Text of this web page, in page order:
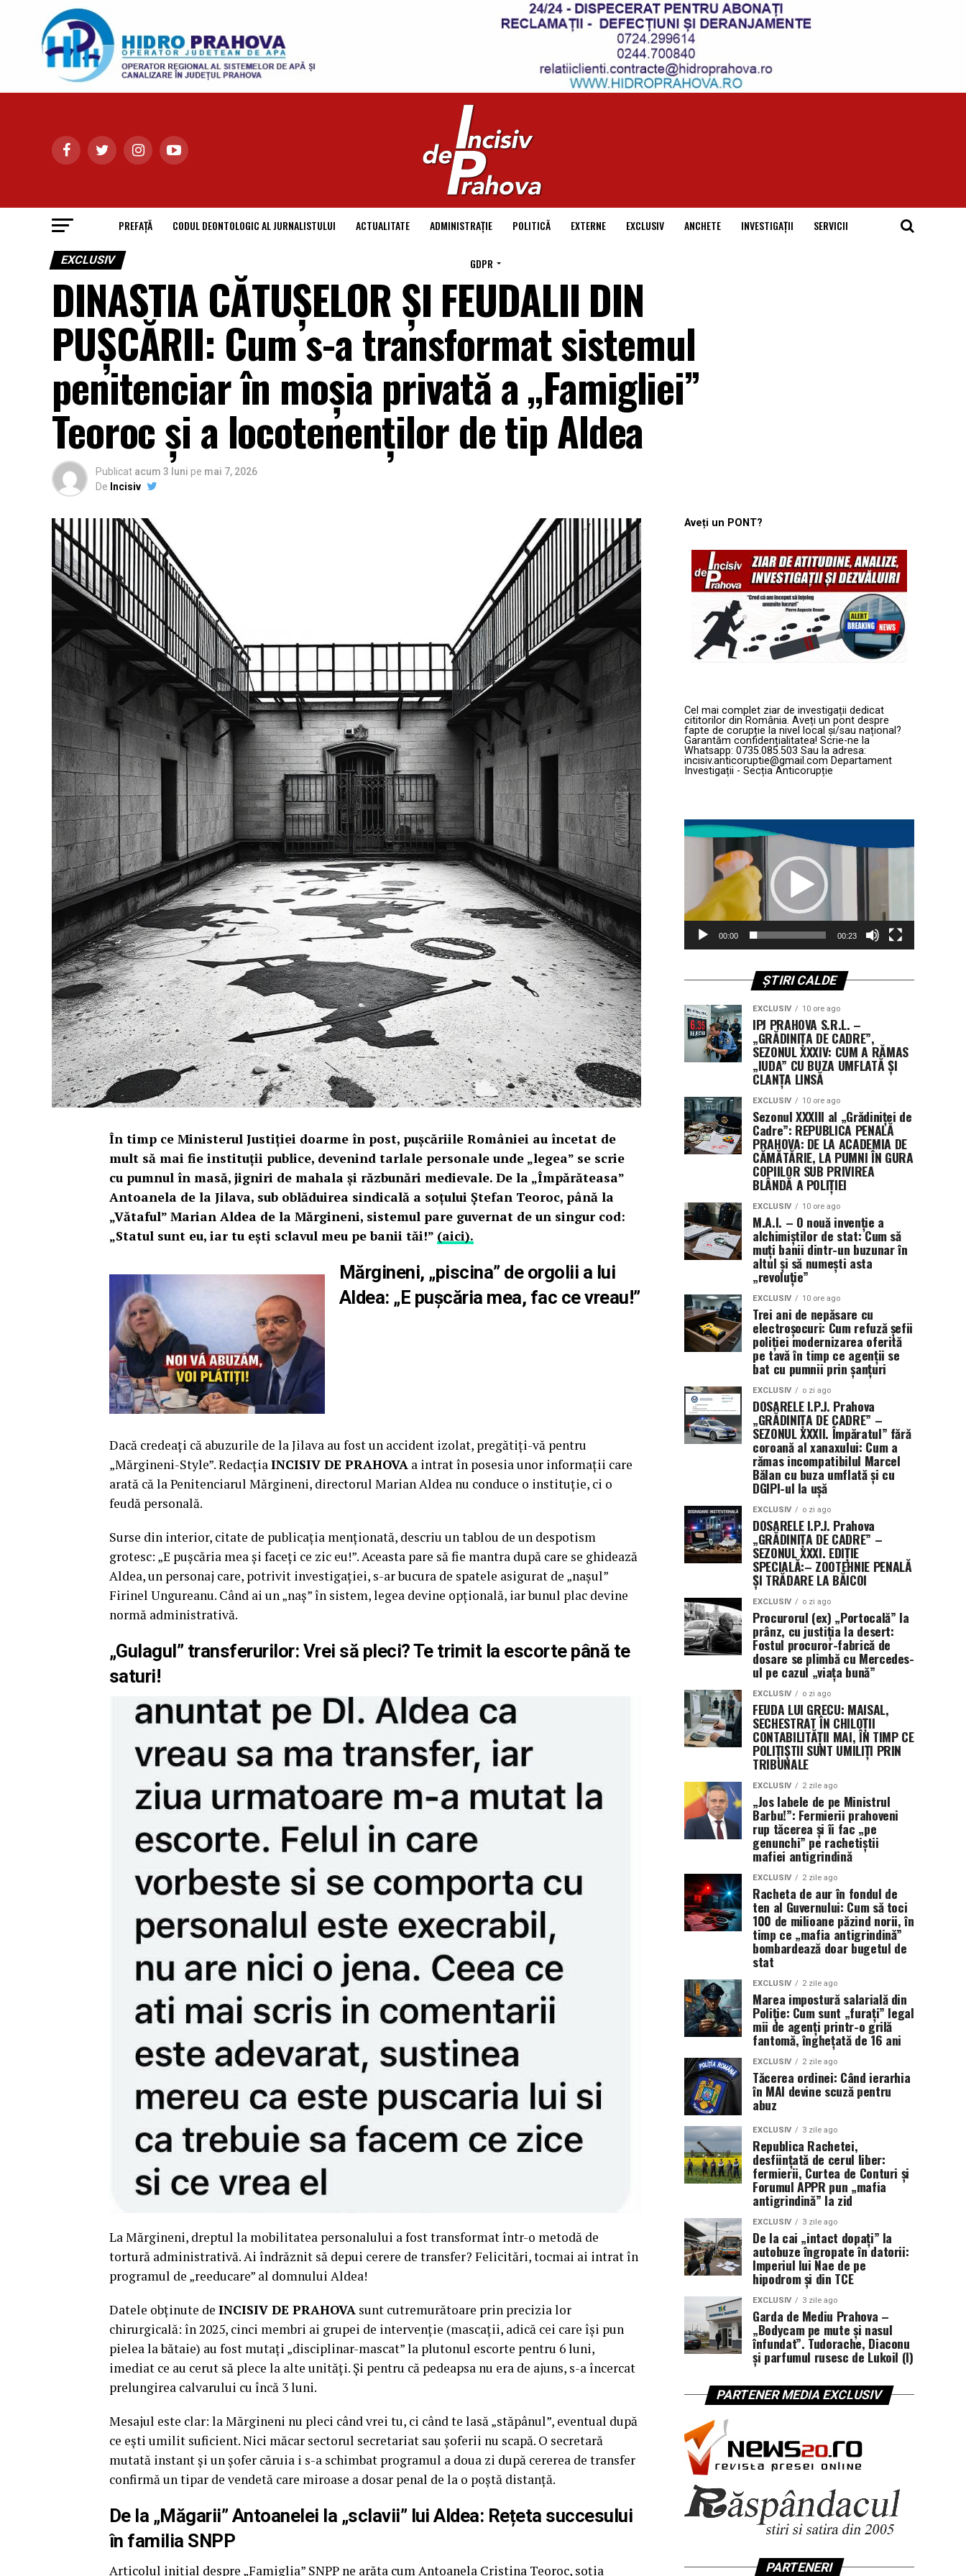
PREFAȚĂ CODUL DEONTOLOGIC AL JURNALISTULUI ACTUALITATE ADMINISTRAȚIE POLITICĂ EXTERNE EXCLUSIV ANCHETE INVESTIGAȚII SERVICII
GDPR
EXCLUSIV
DINASTIA CĂTUȘELOR ȘI FEUDALII DIN
PUȘCĂRII: Cum s-a transformat sistemul
penitenciar în moșia privată a „Famigliei”
Teoroc și a locotenenților de tip Aldea
Publicat acum 3 luni pe mai 7, 2026
De Incisiv
În timp ce Ministerul Justiției doarme în post, pușcăriile României au încetat de
mult să mai fie instituții publice, devenind tarlale personale unde „legea” se scrie
cu pumnul în masă, jigniri de mahala și răzbunări medievale. De la „Împărăteasa”
Antoanela de la Jilava, sub oblăduirea sindicală a soțului Ștefan Teoroc, până la
„Vătaful” Marian Aldea de la Mărgineni, sistemul pare guvernat de un singur cod:
„Statul sunt eu, iar tu ești sclavul meu pe banii tăi!” (aici).
Mărgineni, „piscina” de orgolii a lui
Aldea: „E pușcăria mea, fac ce vreau!”
Dacă credeați că abuzurile de la Jilava au fost un accident izolat, pregătiți-vă pentru
„Mărgineni-Style”. RedacțiaINCISIV DE PRAHOVA a intrat în posesia unor informații care
arată că la Penitenciarul Mărgineni, directorul Marian Aldea nu conduce o instituție, ci o
feudă personală.
Surse din interior, citate de publicația menționată, descriu un tablou de un despotism
grotesc: „E pușcăria mea și faceți ce zic eu!”. Aceasta pare să fie mantra după care se ghidează
Aldea, un personaj care, potrivit investigației, s-ar bucura de spatele asigurat de „nașul”
Firinel Ungureanu. Când ai un „naș” în sistem, legea devine opțională, iar bunul plac devine
normă administrativă.
„Gulagul” transferurilor: Vrei să pleci? Te trimit la escorte până te
saturi!
La Mărgineni, dreptul la mobilitatea personalului a fost transformat într-o metodă de
tortură administrativă. Ai îndrăznit să depui cerere de transfer? Felicitări, tocmai ai intrat în
programul de „reeducare” al domnului Aldea!
Datele obținute de INCISIV DE PRAHOVA sunt cutremurătoare prin precizia lor
chirurgicală: în 2025, cinci membri ai grupei de intervenție (mascații, adică cei care își pun
pielea la bătaie) au fost mutați „disciplinar-mascat” la plutonul escorte pentru 6 luni,
imediat ce au cerut să plece la alte unități. Și pentru că pedeapsa nu era de ajuns, s-a încercat
prelungirea calvarului cu încă 3 luni.
Mesajul este clar: la Mărgineni nu pleci când vrei tu, ci când te lasă „stăpânul”, eventual după
ce ești umilit suficient. Nici măcar sectorul secretariat sau șoferii nu scapă. O secretară
mutată instant și un șofer căruia i s-a schimbat programul a doua zi după cererea de transfer
confirmă un tipar de vendetă care miroase a dosar penal de la o poștă distanță.
De la „Măgarii” Antoanelei la „sclavii” lui Aldea: Rețeta succesului
în familia SNPP
Articolul inițial despre „Famiglia” SNPP ne arăta cum Antoanela Cristina Teoroc, soția
Aveți un PONT?
Cel mai complet ziar de investigații dedicat
cititorilor din România. Aveți un pont despre
fapte de corupție la nivel local și/sau național?
Garantăm confidențialitatea! Scrie-ne la
Whatsapp: 0735.085.503 Sau la adresa:
incisiv.anticoruptie@gmail.com Departament
Investigații - Secția Anticorupție
Player
video
00:00 00:23
ȘTIRI CALDE
EXCLUSIV 10 ore ago
IPJ PRAHOVA S.R.L. –
„GRĂDINIȚA DE CADRE”,
SEZONUL XXXIV: CUM A RĂMAS
„IUDA” CU BUZA UMFLATĂ ȘI
CLANȚA LINSĂ
EXCLUSIV 10 ore ago
Sezonul XXXIII al „Grădiniței de
Cadre”: REPUBLICA PENALĂ
PRAHOVA: DE LA ACADEMIA DE
CĂMĂTĂRIE, LA PUMNI ÎN GURA
COPIILOR SUB PRIVIREA
BLÂNDĂ A POLIȚIEI
EXCLUSIV 10 ore ago
M.A.I. – O nouă invenție a
alchimiștilor de stat: Cum să
muți banii dintr-un buzunar în
altul și să numești asta
„revoluție”
EXCLUSIV 10 ore ago
Trei ani de nepăsare cu
electroșocuri: Cum refuză șefii
poliției modernizarea oferită
pe tavă în timp ce agenții se
bat cu pumnii prin șanțuri
EXCLUSIV o zi ago
DOSARELE I.P.J. Prahova
„GRĂDINIȚA DE CADRE” –
SEZONUL XXXII. Împăratul” fără
coroană al xanaxului: Cum a
rămas incompatibilul Marcel
Bălan cu buza umflată și cu
DGIPI-ul la ușă
EXCLUSIV o zi ago
DOSARELE I.P.J. Prahova
„GRĂDINIȚA DE CADRE” –
SEZONUL XXXI. EDIȚIE
SPECIALĂ:– ZOOTEHNIE PENALĂ
ȘI TRĂDARE LA BĂICOI
EXCLUSIV o zi ago
Procurorul (ex) „Portocală” la
prânz, cu justiția la desert:
Fostul procuror-fabrică de
dosare se plimbă cu Mercedes-
ul pe cazul „viața bună”
EXCLUSIV o zi ago
FEUDA LUI GRECU: MAISAL,
SECHESTRAT ÎN CHILOȚII
CONTABILITĂȚII MAI, ÎN TIMP CE
POLIȚIȘTII SUNT UMILIȚI PRIN
TRIBUNALE
EXCLUSIV 2 zile ago
„Jos labele de pe Ministrul
Barbu!”: Fermierii prahoveni
rup tăcerea și îi fac „pe
genunchi” pe rachetiștii
mafiei antigrindină
EXCLUSIV 2 zile ago
Racheta de aur în fondul de
ten al Guvernului: Cum să toci
100 de milioane păzind norii, în
timp ce „mafia antigrindină”
bombardează doar bugetul de
stat
EXCLUSIV 2 zile ago
Marea impostură salarială din
Poliție: Cum sunt „furați” legal
mii de agenți printr-o grilă
fantomă, înghețată de 16 ani
EXCLUSIV 2 zile ago
Tăcerea ordinei: Când ierarhia
în MAI devine scuză pentru
abuz
EXCLUSIV 3 zile ago
Republica Rachetei,
desființată de cerul liber:
fermierii, Curtea de Conturi și
Forumul APPR pun „mafia
antigrindină” la zid
EXCLUSIV 3 zile ago
De la cai „intact dopați” la
autobuze îngropate în datorii:
Imperiul lui Nae de pe
hipodrom și din TCE
EXCLUSIV 3 zile ago
Garda de Mediu Prahova –
„Bodycam pe mute și nasul
înfundat”. Tudorache, Diaconu
și parfumul rusesc de Lukoil (I)
PARTENER MEDIA EXCLUSIV
PARTENERI